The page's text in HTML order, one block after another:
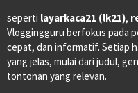
seperti layarkaca21 (lk21),
Vloggingguru berfokus pada
cepat, dan informatif. Setiap
yang jelas, mulai dari judul,
tontonan yang relevan.